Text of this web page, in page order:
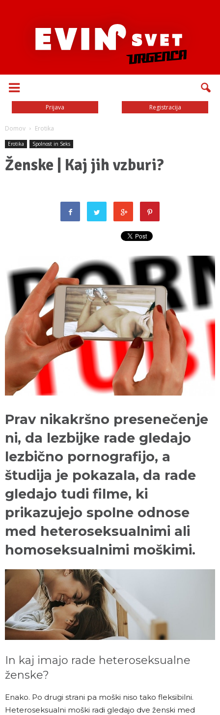
Prijava Registracija
Domov Erotika
Erotika Spolnost in Seks
Ženske | Kaj jih vzburi?
Prav nikakršno presenečenje
ni, da lezbijke rade gledajo
lezbično pornografijo, a
študija je pokazala, da rade
gledajo tudi filme, ki
prikazujejo spolne odnose
med heteroseksualnimi ali
homoseksualnimi moškimi.
In kaj imajo rade heteroseksualne
ženske?
Enako. Po drugi strani pa moški niso tako fleksibilni.
Heteroseksualni moški radi gledajo dve ženski med